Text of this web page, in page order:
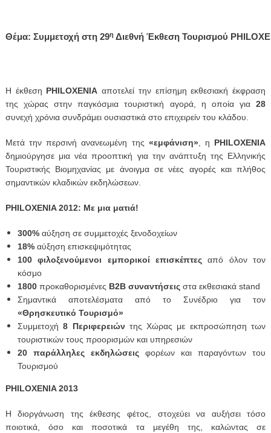
Θέμα: Συμμετοχή στη 29η Διεθνή Έκθεση Τουρισμού
H έκθεση PHILOXENIA αποτελεί την επίσημη εκθεσιακή έκφραση
της χώρας στην παγκόσμια τουριστική αγορά, η οποία για28
συνεχή χρόνια συνδράμει ουσιαστικά στο επιχειρείν του κλάδου.
Μετά την περσινή ανανεωμένη της «εμφάνιση», η PHILOXENIA
δημιούργησε μια νέα προοπτική για την ανάπτυξη της Ελληνικής
Τουριστικής Βιομηχανίας με άνοιγμα σε νέες αγορές και πλήθος
σημαντικών κλαδικών εκδηλώσεων.
PHILOXENIA 2012: Με μια ματιά!
300%αύξηση σε συμμετοχές ξενοδοχείων
18%αύξηση επισκεψιμότητας
100 φιλοξενούμενοι εμπορικοί επισκέπτες από όλον τον
κόσμο
1800προκαθορισμένες Β2Β συναντήσειςστα εκθεσιακά stand
Σημαντικά αποτελέσματα από το Συνέδριο για τον
«Θρησκευτικό Τουρισμό»
Συμμετοχή8 Περιφερειώντης Χώρας με εκπροσώπηση των
τουριστικών τους προορισμών και υπηρεσιών
20 παράλληλες εκδηλώσειςφορέων και παραγόντων του
Τουρισμού
PHILOXENIA 2013
Η διοργάνωση της έκθεσης φέτος, στοχεύει να αυξήσει τόσο
ποιοτικά, όσο και ποσοτικά τα μεγέθη της, καλώντας σε